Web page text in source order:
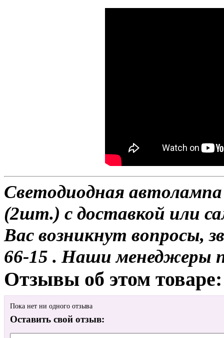
Светодиодная
(2шт.) с доставкой или
Вас возникнут вопросы,
66-15 . Наши менеджеры
Отзывы об этом товаре:
Пока нет ни одного отзыва
Оставить свой отзыв: